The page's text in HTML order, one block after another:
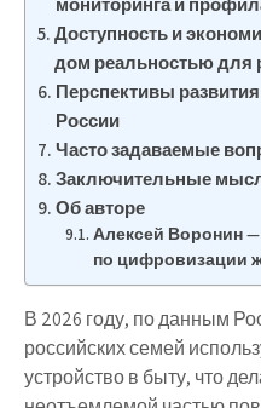
Доступность и
дом реальностью для
Перспективы
России
Часто задаваемые
Заключительные
Об авторе
Алексей Воронин
по цифровизации
В 2026 году, по данным
российских семей
устройство в быту, что